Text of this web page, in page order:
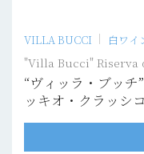
VILLA BUCCI 白ワイ
"Villa Bucci"
“ヴィッラ・ブッチ
ッキオ・クラッシコ